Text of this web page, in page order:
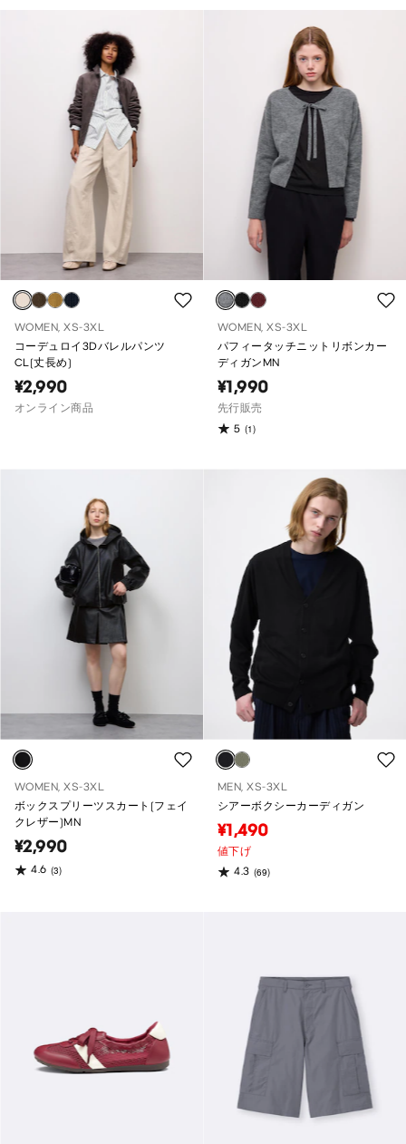
WOMEN, XS-3XL
コーデュロイ3Dバレルパンツ
CL(丈長め)
¥2,990
オンライン商品
WOMEN, XS-3XL
パフィータッチニットリボンカー
ディガンMN
¥1,990
先行販売
5 (1)
WOMEN, XS-3XL
ボックスプリーツスカート(フェイ
クレザー)MN
¥2,990
4.6 (3)
MEN, XS-3XL
シアーボクシーカーディガン
¥1,490
値下げ
4.3 (69)